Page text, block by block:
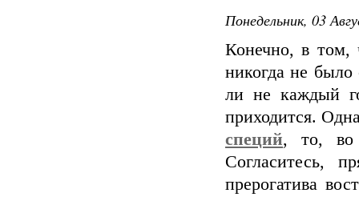
Понедельник, 03
Конечно, в том,
никогда не было
ли не каждый
приходится.
специй, то, во
Согласитесь,
прерогатива